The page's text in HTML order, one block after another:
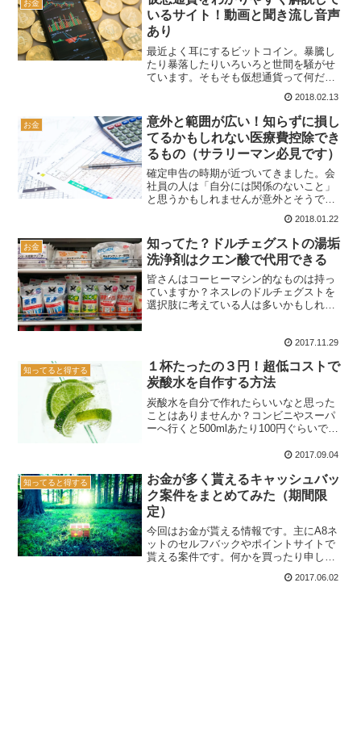
代に購入...
お金
いるサイト！動画と聞き流し音声
あり
最近よく耳にするビットコイン。暴騰し
たり暴落したりいろいろと世間を騒がせ
ています。そもそも仮想通貨って何だろ
ました。最も参考になったと思うのが以
下のまとめサイトです。かなり踏み込ん
だところまで詳しく解説さ...
2018.02.13
お金
意外と範囲が広い！知らずに損し
てるかもしれない医療費控除でき
るもの（サラリーマン必見です）
確定申告の時期が近づいてきました。会
社員の人は「自分には関係のないこと」
と思うかもしれませんが意外とそうでも
ない場合が多くあります。例えば病気を
して医療費がたくさんかかった場合は確
定申告をして「医療費控除」を適用でき
ます。結果、払った税金の...
2018.01.22
お金
知ってた？ドルチェグストの湯垢
洗浄剤はクエン酸で代用できる
皆さんはコーヒーマシン的なものは持っ
ていますか？ネスレのドルチェグストを
選択肢に考えている人は多いかもしれま
いても何回か記事を書きたいと思いま
す。購入を考えている人やす...
2017.11.29
知ってると得する
１杯たったの３円！超低コストで
炭酸水を自作する方法
炭酸水を自分で作れたらいいなと思った
ことはありませんか？コンビニやスーパ
ーへ行くと500mlあたり100円ぐらいで売
ると炭酸水の構成要素は水と二酸化炭素
気になったので調...
2017.09.04
知ってると得する
お金が多く貰えるキャッシュバッ
ク案件をまとめてみた（期間限
定）
今回はお金が貰える情報です。主にA8ネ
ットのセルフバックやポイントサイトで
貰える案件です。何かを買ったり申し込
れらのサービスを経由して行った方が断
2017.06.02